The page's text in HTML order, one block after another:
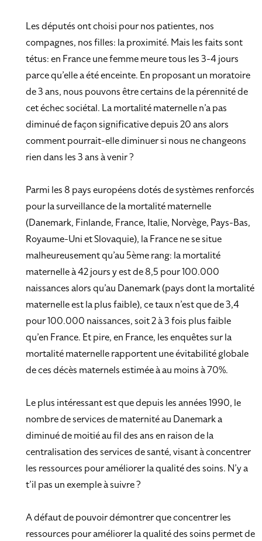
Les députés ont choisi pour nos patientes, nos
compagnes, nos filles: la proximité. Mais les faits sont
tétus: en France une femme meure tous les 3-4 jours
parce qu’elle a été enceinte. En proposant un moratoire
de 3 ans, nous pouvons être certains de la pérennité de
cet échec sociétal. La mortalité maternelle n’a pas
diminué de façon significative depuis 20 ans alors
comment pourrait-elle diminuer si nous ne changeons
rien dans les 3 ans à venir ?
Parmi les 8 pays européens dotés de systèmes renforcés
pour la surveillance de la mortalité maternelle
(Danemark, Finlande, France, Italie, Norvège, Pays-Bas,
Royaume-Uni et Slovaquie), la France ne se situe
malheureusement qu’au 5ème rang: la mortalité
maternelle à 42 jours y est de 8,5 pour 100.000
naissances alors qu’au Danemark (pays dont la mortalité
maternelle est la plus faible), ce taux n’est que de 3,4
pour 100.000 naissances, soit 2 à 3 fois plus faible
qu’en France. Et pire, en France, les enquêtes sur la
mortalité maternelle rapportent une évitabilité globale
de ces décès maternels estimée à au moins à 70%.
Le plus intéressant est que depuis les années 1990, le
nombre de services de maternité au Danemark a
diminué de moitié au fil des ans en raison de la
centralisation des services de santé, visant à concentrer
les ressources pour améliorer la qualité des soins. N’y a
t’il pas un exemple à suivre ?
A défaut de pouvoir démontrer que concentrer les
ressources pour améliorer la qualité des soins permet de